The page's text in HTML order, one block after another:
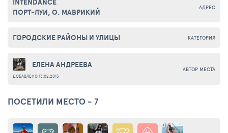
зданий разной архитектуры, включая музеи, мечети и жилые
постройки, и современные, созданные из стекла и бетона,
солнца. Это место является центром развлечений, где
и крупные торговые центры. Здесь же находятся несколько
памятников, главным из которых является памятник,
воздвигнутый в честь основателя города Маэ де Лябурдоннэ.
АДРЕС
INTENDANCE
ПОРТ-ЛУИ, О. МАВРИКИЙ
КАТЕГОРИЯ
ГОРОДСКИЕ РАЙОНЫ И УЛИЦЫ
АВТОР МЕСТА
ЕЛЕНА АНДРЕЕВА
ДОБАВЛЕНО 13.02.2013
ПОСЕТИЛИ МЕСТО - 7